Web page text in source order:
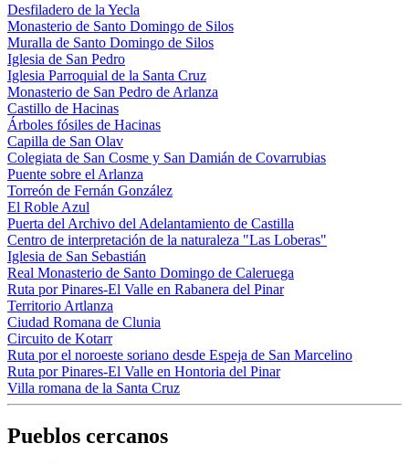
Desfiladero de la Yecla
Monasterio de Santo Domingo de Silos
Muralla de Santo Domingo de Silos
Iglesia de San Pedro
Iglesia Parroquial de la Santa Cruz
Monasterio de San Pedro de Arlanza
Castillo de Hacinas
Árboles fósiles de Hacinas
Capilla de San Olav
Colegiata de San Cosme y San Damián de Covarrubias
Puente sobre el Arlanza
Torreón de Fernán González
El Roble Azul
Puerta del Archivo del Adelantamiento de Castilla
Centro de interpretación de la naturaleza "Las Loberas"
Iglesia de San Sebastián
Real Monasterio de Santo Domingo de Caleruega
Ruta por Pinares-El Valle en Rabanera del Pinar
Territorio Artlanza
Ciudad Romana de Clunia
Circuito de Kotarr
Ruta por el noroeste soriano desde Espeja de San Marcelino
Ruta por Pinares-El Valle en Hontoria del Pinar
Villa romana de la Santa Cruz
Pueblos cercanos